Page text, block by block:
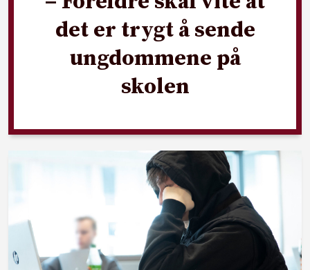
det er trygt å sende
ungdommene på
skolen